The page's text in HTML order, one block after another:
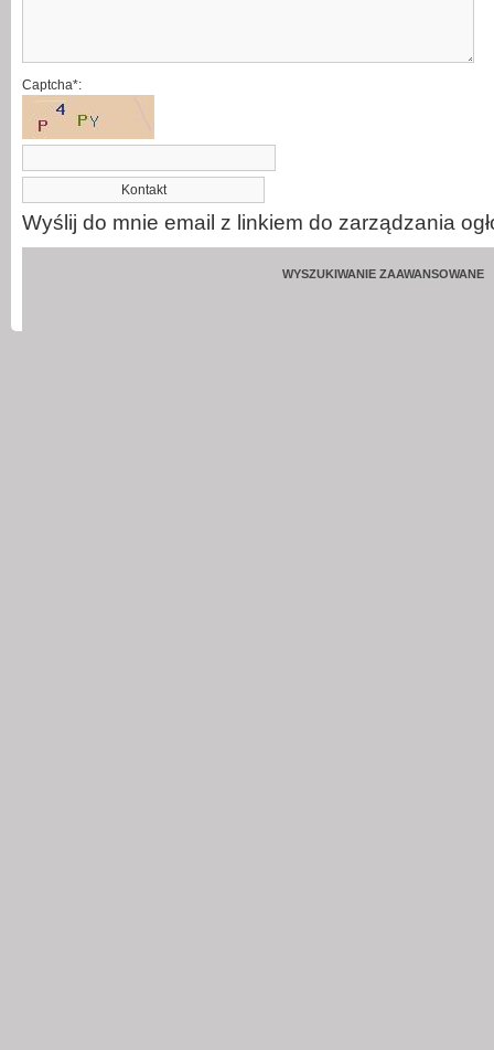
Captcha*:
Wyślij do mnie email z linkiem do zarządzania
WYSZUKIWANIE ZAAWANSOWANE